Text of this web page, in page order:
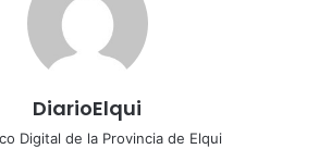
DiarioElqui
Digital de la Provincia de Elqui